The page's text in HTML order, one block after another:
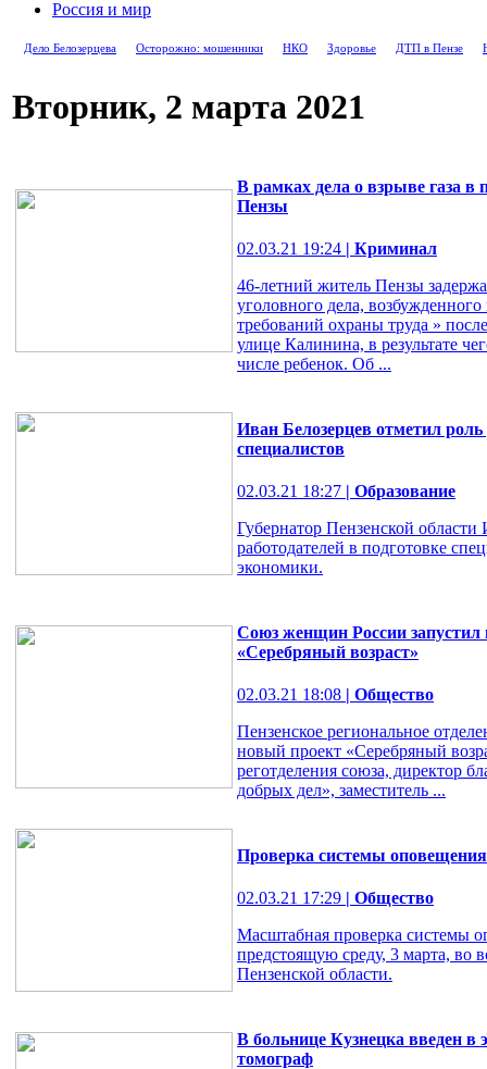
Россия и мир
Дело Белозерцева Осторожно: мошенники НКО Здоровье ДТП в Пензе
Вторник, 2 марта 2021
В рамках дела о взрыве газа в
Пензы
02.03.21 19:24 | Криминал
46-летний житель Пензы
уголовного дела,
требований охраны труда »
улице Калинина, в результате
числе ребенок. Об ...
Иван Белозерцев отметил роль
специалистов
02.03.21 18:27 | Образование
Губернатор Пензенской
работодателей в подготовке
экономики.
Союз женщин России запустил
«Серебряный возраст»
02.03.21 18:08 | Общество
Пензенское региональное
новый проект «Серебряный
реготделения союза, директор
добрых дел», заместитель ...
Проверка системы
02.03.21 17:29 | Общество
Масштабная проверка системы
предстоящую среду, 3 марта, во
Пензенской области.
В больнице Кузнецка введен
томограф